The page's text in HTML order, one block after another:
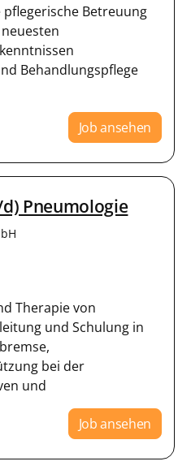
Betreuung
Behandlungspflege
Job ansehen
Pneumologie
Therapie von
und Schulung in
bei der
und
Job ansehen